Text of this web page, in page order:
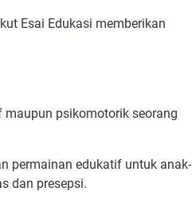
Esai Edukasi memberikan
maupun psikomotorik seorang
permainan edukatif untuk anak-
dan presepsi.